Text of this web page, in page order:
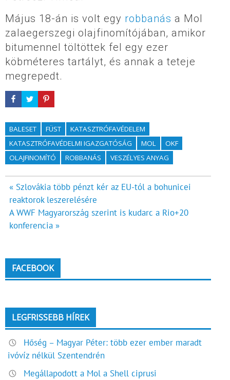
Május 18-án is volt egy robbanás a Mol
zalaegerszegi olajfinomítójában, amikor
bitumennel töltöttek fel egy ezer
köbméteres tartályt, és annak a teteje
megrepedt.
BALESET FÜST
KATASZTRÓFAVÉDELEM
KATASZTRÓFAVÉDELMI IGAZGATÓSÁG
MOL
OKF
OLAJFINOMÍTÓ
ROBBANÁS VESZÉLYES ANYAG
Bejegyzés
navigáció
« Szlovákia több pénzt kér az EU-tól a bohunicei
reaktorok leszerelésére
A WWF Magyarország szerint is kudarc a Rio+20
konferencia »
FACEBOOK
LEGFRISSEBB HÍREK
Hőség – Magyar Péter: több ezer ember maradt
ivóvíz nélkül Szentendrén
Megállapodott a Mol a Shell ciprusi